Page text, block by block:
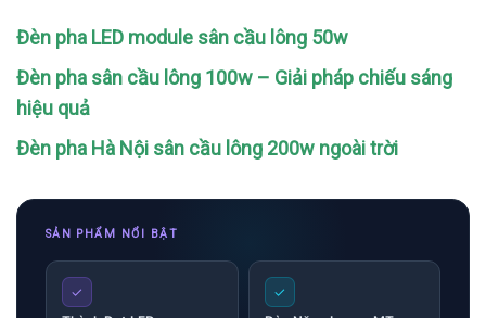
Đèn pha LED module sân cầu lông 50w
Đèn pha sân cầu lông 100w – Giải pháp chiếu sáng
hiệu quả
Đèn pha Hà Nội sân cầu lông 200w ngoài trời
SẢN PHẨM NỔI BẬT
✓ ✓